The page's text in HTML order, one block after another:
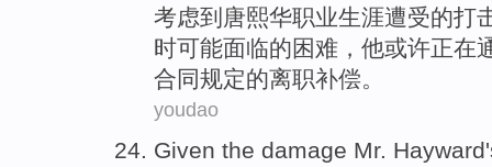
考虑到唐熙华职业生涯遭受的打
时可能面临的困难 ，他或许正在
合同规定的离职补偿。
youdao
Given the damage Mr. Hayward